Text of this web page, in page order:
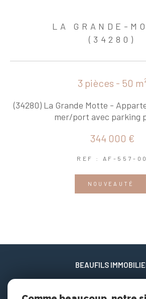
LA GRANDE-
(34280)
3 pièces - 50
(34280) La Grande Motte -
mer/port avec parking
344 000 €
REF : AF-557-00
NOUVEAUTÉ
BEAUFILS